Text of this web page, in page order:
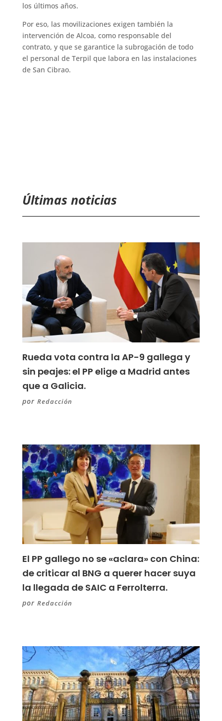
los últimos años.
Por eso, las movilizaciones exigen también la
intervención de Alcoa, como responsable del
contrato, y que se garantice la subrogación de todo
el personal de Terpil que labora en las instalaciones
de San Cibrao.
Últimas noticias
Rueda vota contra la AP-9 gallega y
sin peajes: el PP elige a Madrid antes
que a Galicia.
por Redacción
El PP gallego no se «aclara» con China:
de criticar al BNG a querer hacer suya
la llegada de SAIC a Ferrolterra.
por Redacción